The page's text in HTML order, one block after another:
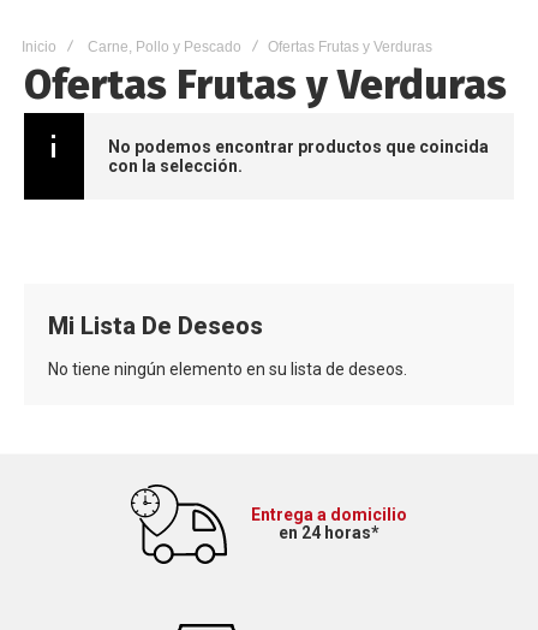
Inicio Carne, Pollo y Pescado Ofertas Frutas y Verduras
Ofertas Frutas y Verduras
No podemos encontrar productos que coincida
con la selección.
Mi Lista De Deseos
No tiene ningún elemento en su lista de deseos.
Entrega a domicilio
en 24 horas*